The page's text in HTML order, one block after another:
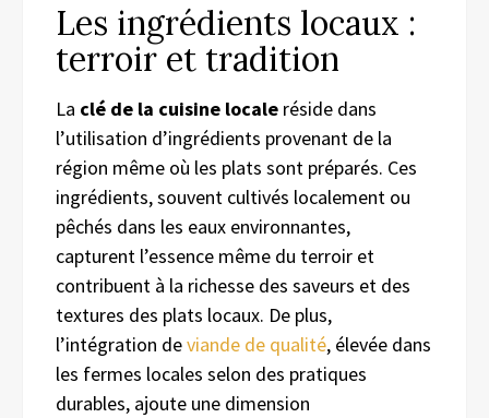
Les ingrédients locaux :
terroir et tradition
La clé de la cuisine locale réside dans
l’utilisation d’ingrédients provenant de la
région même où les plats sont préparés. Ces
ingrédients, souvent cultivés localement ou
pêchés dans les eaux environnantes,
capturent l’essence même du terroir et
contribuent à la richesse des saveurs et des
textures des plats locaux. De plus,
l’intégration deviande de qualité, élevée dans
les fermes locales selon des pratiques
durables, ajoute une dimension